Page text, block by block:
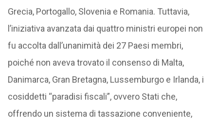
Grecia, Portogallo, Slovenia e Romania. Tuttavia,
l’iniziativa avanzata dai quattro ministri europei non
fu accolta dall’unanimità dei 27 Paesi membri,
poiché non aveva trovato il consenso di Malta,
Danimarca, Gran Bretagna, Lussemburgo e Irlanda, i
cosiddetti “paradisi fiscali”, ovvero Stati che,
offrendo un sistema di tassazione conveniente,